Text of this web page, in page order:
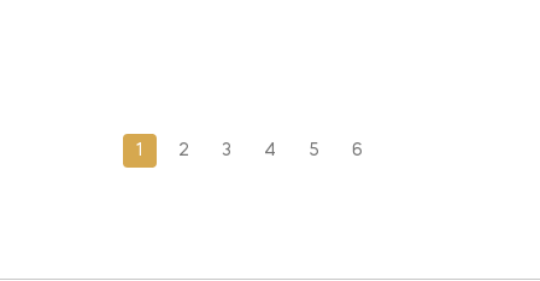
1 2 3 4 5 6